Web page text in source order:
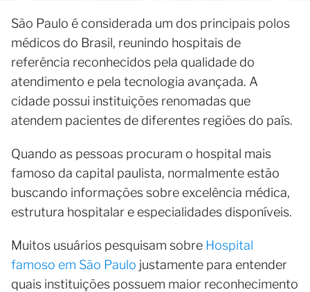
São Paulo é considerada um dos principais polos
médicos do Brasil, reunindo hospitais de
referência reconhecidos pela qualidade do
atendimento e pela tecnologia avançada. A
cidade possui instituições renomadas que
atendem pacientes de diferentes regiões do país.
Quando as pessoas procuram o hospital mais
famoso da capital paulista, normalmente estão
buscando informações sobre excelência médica,
estrutura hospitalar e especialidades disponíveis.
Muitos usuários pesquisam sobre Hospital
famoso em São Paulo justamente para entender
quais instituições possuem maior reconhecimento